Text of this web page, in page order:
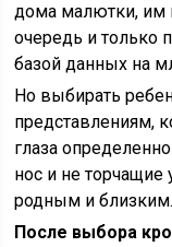
дома малютки, им
очередь и только
базой данных на
Но выбирать
представлениям,
глаза
нос и не
родным и близким.
После выбора